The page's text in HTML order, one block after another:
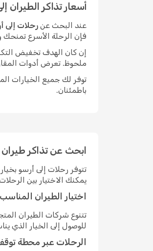
أسعار تذاكر الطيران
عند البحث عن رحلات إلى
فإن الرحلة الأسرع
إن كان الهدف تخفيض
ملحوظ. تعرض أدوات
توفر لك جميع الخيارات
باطمئنان.
ابحث عن تذاكر طيران
تتوفر رحلات إلى أرسو
يمكنك الاختيار بين
اختيار الطيران
تتنوع شركات الطيران
للوصول إلى الخيار الذي
الرحلات عبر محطة